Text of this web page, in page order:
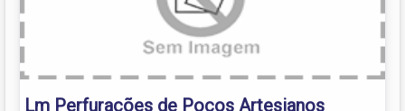
Lm Perfurações de Poços Artesianos